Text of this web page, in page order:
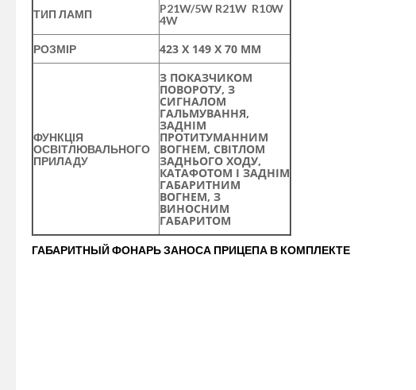
ТИП ЛАМП
P21W/5W R21W R10W
4W
РОЗМІР 423 Х 149 Х 70 ММ
ФУНКЦІЯ
ОСВІТЛЮВАЛЬНОГО
ПРИЛАДУ
З ПОКАЗЧИКОМ
ПОВОРОТУ, З
СИГНАЛОМ
ГАЛЬМУВАННЯ,
ЗАДНІМ
ПРОТИТУМАННИМ
ВОГНЕМ, СВІТЛОМ
ЗАДНЬОГО ХОДУ,
КАТАФОТОМ І ЗАДНІМ
ГАБАРИТНИМ
ВОГНЕМ, З
ВИНОСНИМ
ГАБАРИТОМ
ГАБАРИТНЫЙ ФОНАРЬ ЗАНОСА ПРИЦЕПА В КОМПЛЕКТЕ